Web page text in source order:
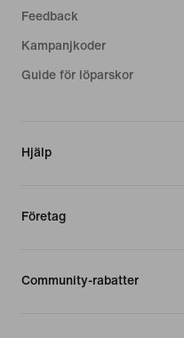
Feedback
Kampanjkoder
Guide för löparskor
Hjälp
Företag
Community-rabatter